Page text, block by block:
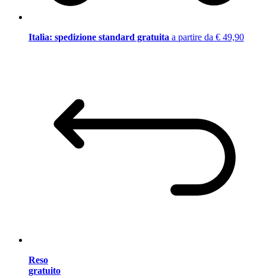
Italia: spedizione standard gratuita a partire da € 49,90
Reso
gratuito